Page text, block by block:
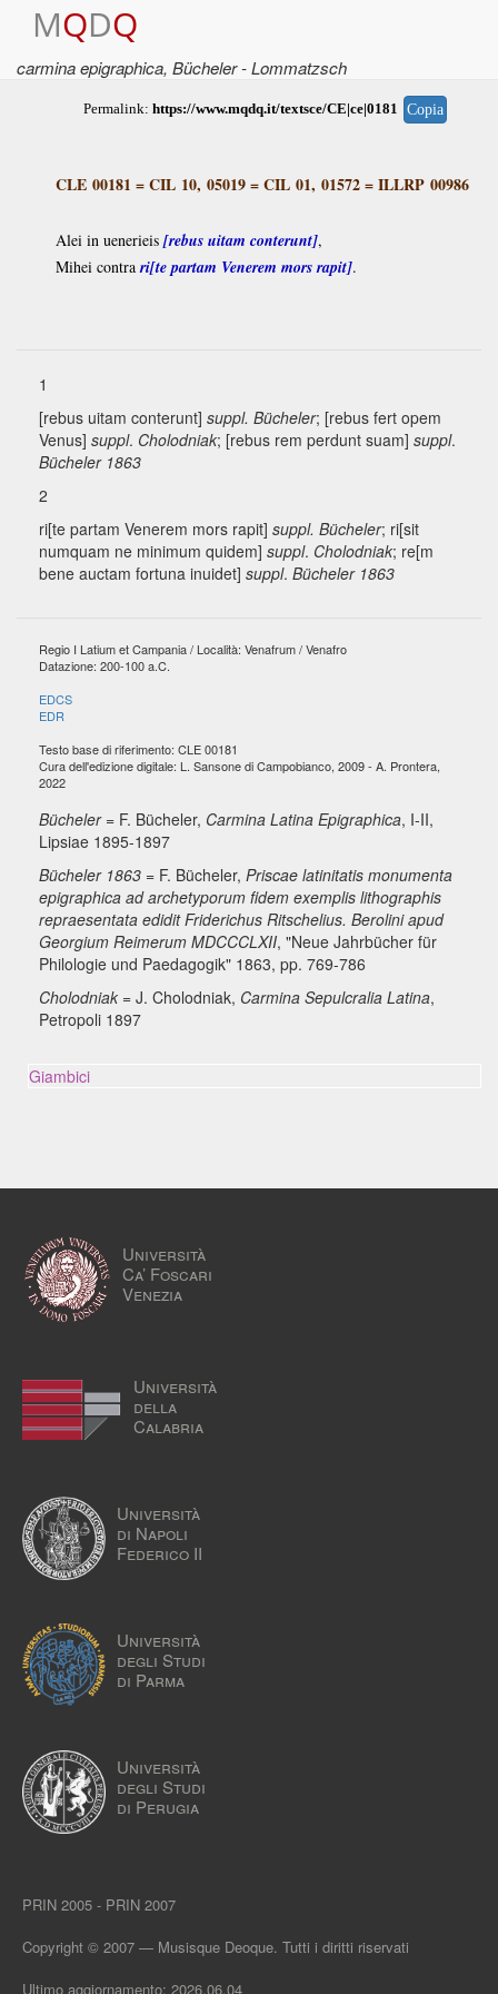
MQDQ
carmina epigraphica, Bücheler - Lommatzsch
Permalink: https://www.mqdq.it/textsce/CE|ce|0181 Copia
CLE 00181 =CIL 10, 05019=CIL 01, 01572=ILLRP 00986
Alei in uenerieis [rebus uitam conterunt],
Mihei contrari[te partam Venerem mors rapit].
1
[rebus uitam conterunt] suppl. Bücheler; [rebus fert opem
Venus] suppl. Cholodniak; [rebus rem perdunt suam] suppl.
Bücheler 1863
2
ri[te partam Venerem mors rapit] suppl. Bücheler; ri[sit
numquam ne minimum quidem] suppl. Cholodniak; re[m
bene auctam fortuna inuidet] suppl. Bücheler 1863
Regio I Latium et Campania / Località: Venafrum / Venafro
Datazione: 200-100 a.C.
EDCS
EDR
Testo base di riferimento: CLE 00181
Cura dell'edizione digitale: L. Sansone di Campobianco, 2009 - A. Prontera,
2022
Bücheler= F. Bücheler, Carmina Latina Epigraphica, I-II,
Lipsiae 1895-1897
Bücheler 1863 = F. Bücheler, Priscae latinitatis monumenta
epigraphica ad archetyporum fidem exemplis lithographis
repraesentata edidit Friderichus Ritschelius. Berolini apud
Georgium Reimerum MDCCCLXII, "Neue Jahrbücher für
Philologie und Paedagogik" 1863, pp. 769-786
Cholodniak = J. Cholodniak, Carmina Sepulcralia Latina,
Petropoli 1897
Giambici
Università
Ca’ Foscari
Venezia
Università
della
Calabria
Università
di Napoli
Federico II
Università
degli Studi
di Parma
Università
degli Studi
di Perugia
PRIN 2005 - PRIN 2007
Copyright © 2007 — Musisque Deoque. Tutti i diritti riservati
Ultimo aggiornamento: 2026.06.04